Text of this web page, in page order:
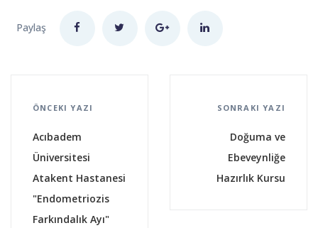
Paylaş
ÖNCEKI YAZI
Acıbadem
Üniversitesi
Atakent Hastanesi
"Endometriozis
Farkındalık Ayı"
SONRAKI YAZI
Doğuma ve
Ebeveynliğe
Hazırlık Kursu